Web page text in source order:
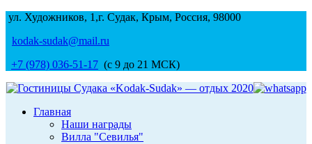
ул. Художников, 1,г. Судак, Крым, Россия, 98000
kodak-sudak@mail.ru
+7 (978) 036-51-17 (с 9 до 21 МСК)
Главная
Наши награды
Вилла "Севилья"